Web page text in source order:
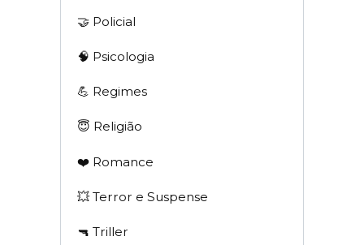
🤝 Policial
🧠 Psicologia
💪 Regimes
😇 Religião
❤️ Romance
💥 Terror e Suspense
🔫 Triller